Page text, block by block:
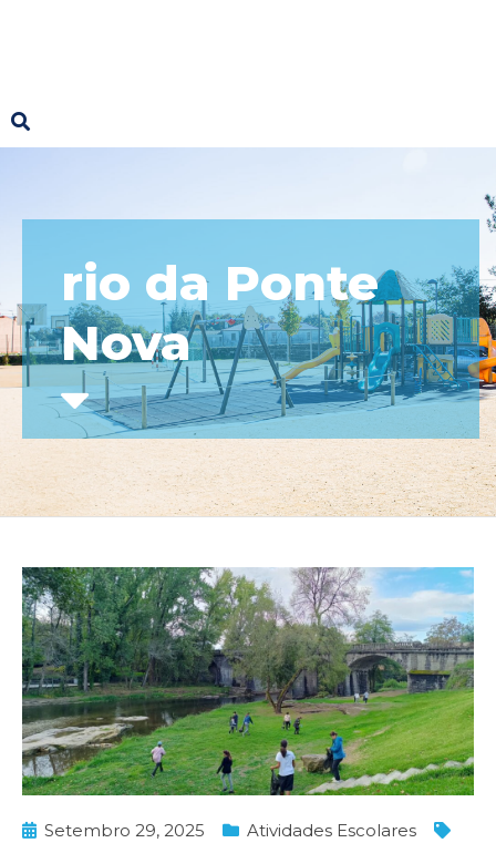
rio da Ponte
Nova
Setembro 29, 2025
Atividades Escolares